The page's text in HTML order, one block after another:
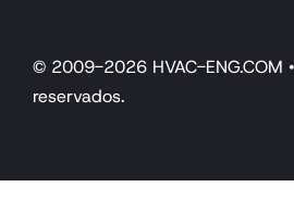
© 2009-2026 HVAC-ENG.COM
reservados.